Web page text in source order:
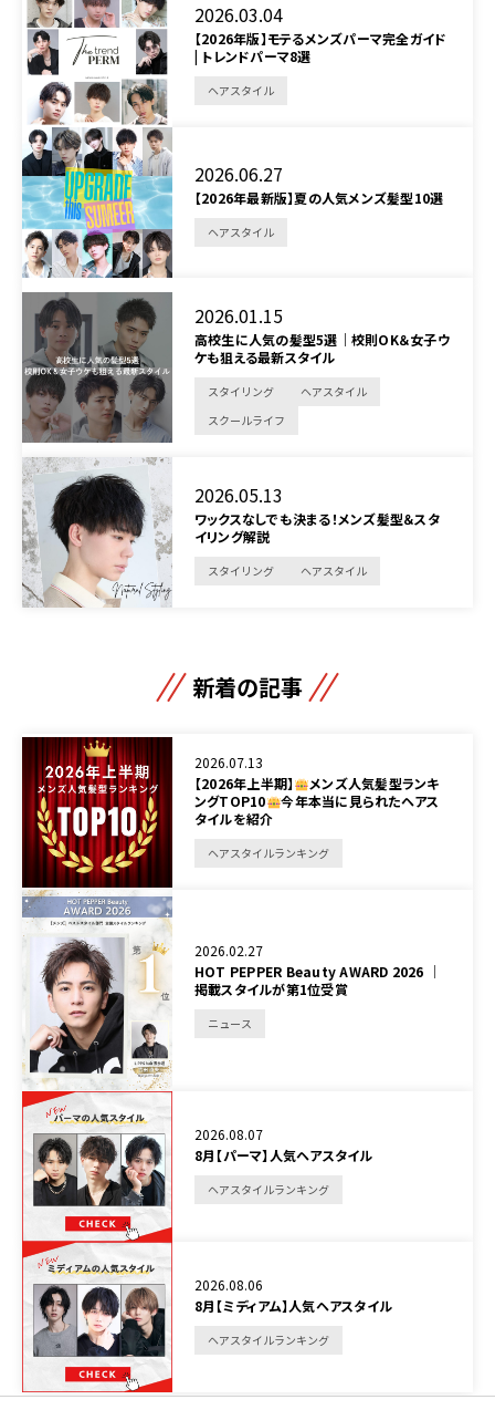
2026.03.04
【2026年版】モテるメンズパーマ完全ガイド
| トレンドパーマ8選
ヘアスタイル
2026.06.27
【2026年最新版】夏の人気メンズ髪型10選
ヘアスタイル
2026.01.15
高校生に人気の髪型5選｜校則OK＆女子ウ
ケも狙える最新スタイル
スタイリング
ヘアスタイル
スクールライフ
2026.05.13
ワックスなしでも決まる！メンズ髪型＆スタ
イリング解説
スタイリング ヘアスタイル
新着の記事
2026.07.13
【2026年上半期】
メンズ人気髪型ランキ
ングTOP10
今年本当に見られたヘアス
タイルを紹介
ヘアスタイルランキング
2026.02.27
HOT PEPPER Beauty AWARD 2026 │
掲載スタイルが第1位受賞
ニュース
2026.08.07
8月【パーマ】人気ヘアスタイル
ヘアスタイルランキング
2026.08.06
8月【ミディアム】人気ヘアスタイル
ヘアスタイルランキング